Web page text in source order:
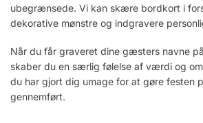
ubegrænsede. Vi kan skære bordkort i
dekorative mønstre og indgravere
Når du får graveret dine gæsters navne
skaber du en særlig følelse af værdi og
du har gjort dig umage for at gøre festen
gennemført.